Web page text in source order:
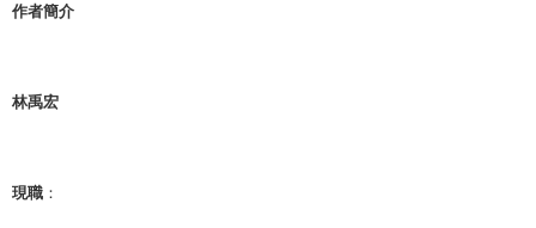
作者簡介
林禹宏
現職 ：